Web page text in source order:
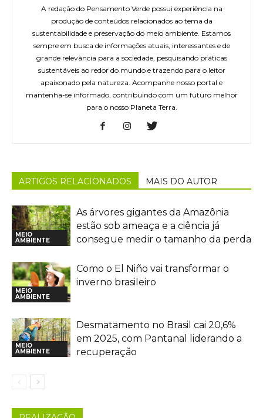
A redação do Pensamento Verde possui experiência na
produção de conteúdos relacionados ao tema da
sustentabilidade e preservação do meio ambiente. Estamos
sempre em busca de informações atuais, interessantes e de
grande relevância para a sociedade, pesquisando práticas
sustentáveis ao redor do mundo e trazendo para o leitor
apaixonado pela natureza. Acompanhe nosso portal e
mantenha-se informado, contribuindo com um futuro melhor
para o nosso Planeta Terra.
ARTIGOS RELACIONADOS MAIS DO AUTOR
MEIO
AMBIENTE
As árvores gigantes da Amazônia
estão sob ameaça e a ciência já
consegue medir o tamanho da perda
MEIO
AMBIENTE
Como o El Niño vai transformar o
inverno brasileiro
MEIO
AMBIENTE
Desmatamento no Brasil cai 20,6%
em 2025, com Pantanal liderando a
recuperação